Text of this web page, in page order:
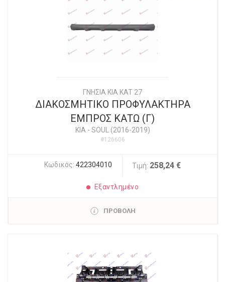
ΓΝΗΣΙΑ KIA KAT 27
ΔΙΑΚΟΣΜΗΤΙΚΟ ΠΡΟΦΥΛΑΚΤΗΡΑ
ΕΜΠΡΟΣ ΚΑΤΩ (Γ)
KIA - SOUL (2016-2019)
#126606
Κωδικός: 422304010 Τιμή: 258,24 €
Εξαντλημένο
ΠΡΟΒΟΛΗ